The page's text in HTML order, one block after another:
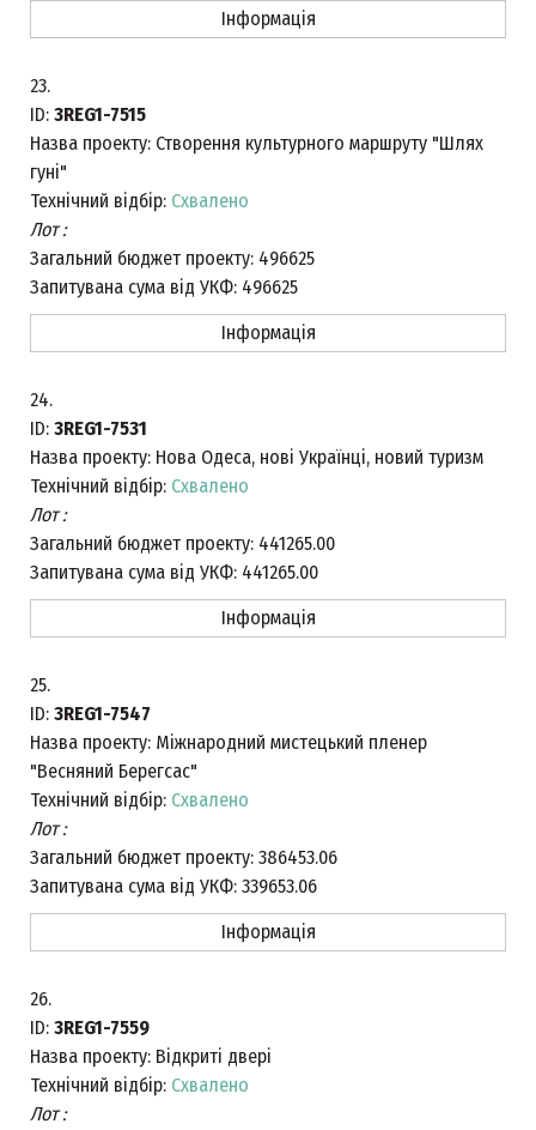
Інформація
23.
ID: 3REG1-7515
Назва проекту: Створення культурного маршруту "Шлях
гуні"
Технічний відбір: Схвалено
Лот :
Загальний бюджет проекту: 496625
Запитувана сума від УКФ: 496625
Інформація
24.
ID: 3REG1-7531
Назва проекту: Нова Одеса, нові Українці, новий туризм
Технічний відбір: Схвалено
Лот :
Загальний бюджет проекту: 441265.00
Запитувана сума від УКФ: 441265.00
Інформація
25.
ID: 3REG1-7547
Назва проекту: Міжнародний мистецький пленер
"Весняний Берегсас"
Технічний відбір: Схвалено
Лот :
Загальний бюджет проекту: 386453.06
Запитувана сума від УКФ: 339653.06
Інформація
26.
ID: 3REG1-7559
Назва проекту: Відкриті двері
Технічний відбір: Схвалено
Лот :